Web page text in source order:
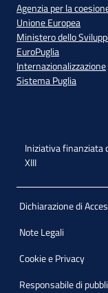
Agenzia per la
Unione Europea
Ministero dello
EuroPuglia
Internazionalizzazione
Sistema Puglia
Iniziativa finanziata
XIII
Dichiarazione di
Note Legali
Cookie e Privacy
Responsabile di